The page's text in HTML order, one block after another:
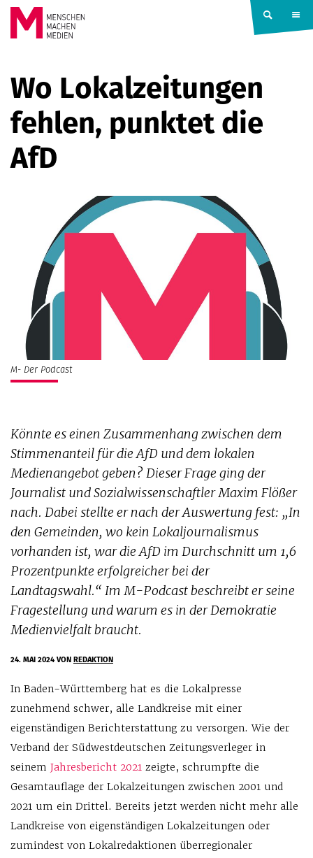
Springe zum Inhalt
MACHEN
MEDIEN
Wo Lokalzeitungen
fehlen, punktet die
AfD
M- Der Podcast
Könnte es einen Zusammenhang zwischen dem
Stimmenanteil für die AfD und dem lokalen
Medienangebot geben? Dieser Frage ging der
Journalist und Sozialwissenschaftler Maxim Flößer
nach. Dabei stellte er nach der Auswertung fest: „In
den Gemeinden, wo kein Lokaljournalismus
vorhanden ist, war die AfD im Durchschnitt um 1,6
Prozentpunkte erfolgreicher bei der
Landtagswahl.“ Im M-Podcast beschreibt er seine
Fragestellung und warum es in der Demokratie
Medienvielfalt braucht.
24. MAI 2024VONREDAKTION
In Baden-Württemberg hat es die Lokalpresse
zunehmend schwer, alle Landkreise mit einer
eigenständigen Berichterstattung zu versorgen. Wie der
Verband der Südwestdeutschen Zeitungsverleger in
seinem Jahresbericht 2021 zeigte, schrumpfte die
Gesamtauflage der Lokalzeitungen zwischen 2001 und
2021 um ein Drittel. Bereits jetzt werden nicht mehr alle
Landkreise von eigenständigen Lokalzeitungen oder
zumindest von Lokalredaktionen überregionaler